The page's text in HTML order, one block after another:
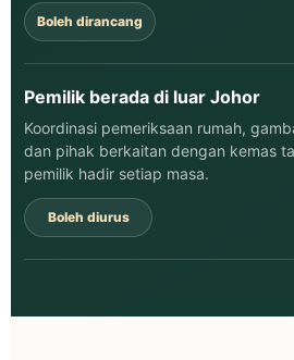
Boleh dirancang
Pemilik berada di luar Johor
Koordinasi pemeriksaan rumah,
dan pihak berkaitan dengan kemas
pemilik hadir setiap masa.
Boleh diurus